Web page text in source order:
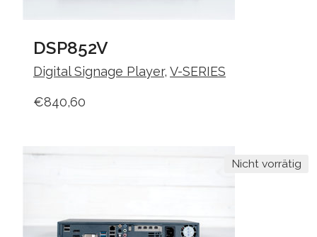
DSP852V
Digital Signage Player, V-SERIES
€840,60
Nicht vorrätig